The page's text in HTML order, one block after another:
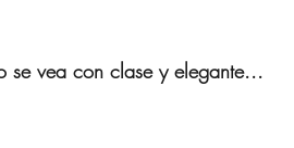
se vea con clase y elegante...